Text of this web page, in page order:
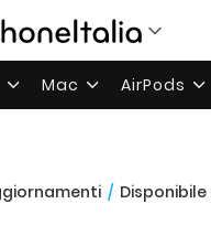
Mac AirPods
/ Disponibile